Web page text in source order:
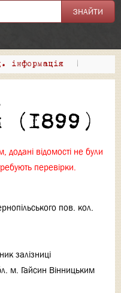
інформація |
(1899)
додані відомості не були
перевірки.
пов. кол.
залізниці
м. Гайсин Вінницьким